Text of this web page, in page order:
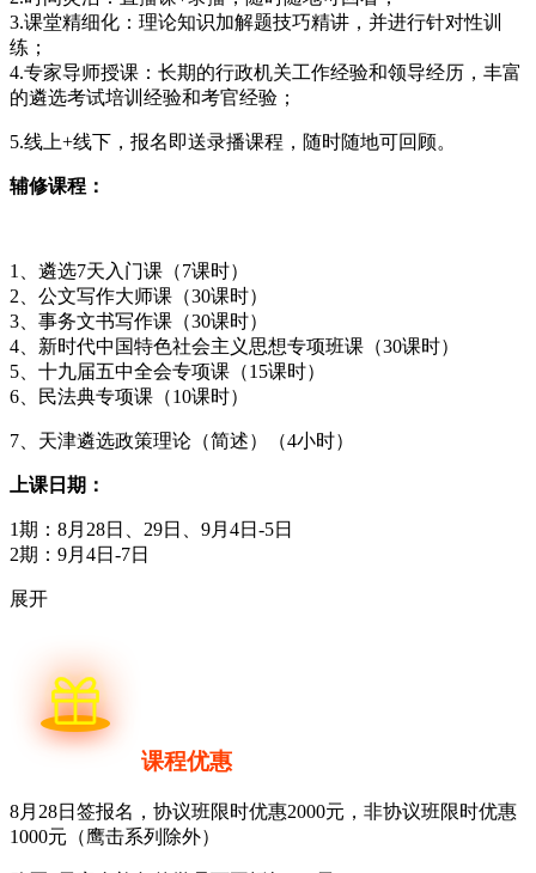
3.课堂精细化：理论知识加解题技巧精讲，并进行针对性训
练；
4.专家导师授课：长期的行政机关工作经验和领导经历，丰富
的遴选考试培训经验和考官经验；
5.线上+线下，报名即送录播课程，随时随地可回顾。
辅修课程：
1、遴选7天入门课（7课时）
2、公文写作大师课（30课时）
3、事务文书写作课（30课时）
4、新时代中国特色社会主义思想专项班课（30课时）
5、十九届五中全会专项课（15课时）
6、民法典专项课（10课时）
7、天津遴选政策理论（简述）（4小时）
上课日期：
1期：8月28日、29日、9月4日-5日
2期：9月4日-7日
展开
课程优惠
8月28日签报名，协议班限时优惠2000元，非协议班限时优惠
1000元（鹰击系列除外）